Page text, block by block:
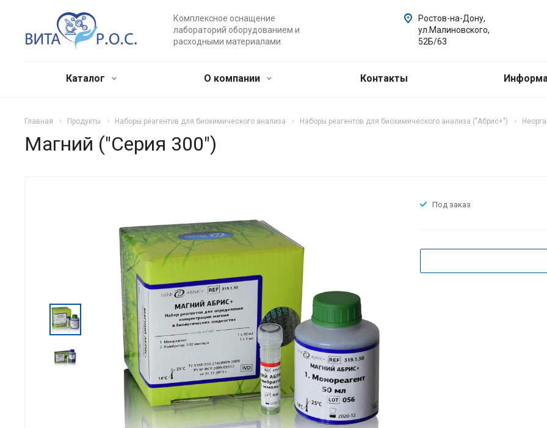
Комплексное оснащение
лабораторий оборудованием и
расходными материалами
Ростов-на-Дону,
ул.Малиновского,
52Б/63
Каталог О компании Контакты
Главная Продукты Наборы реагентов для биохимического анализа Наборы реагентов для биохимического анализа ("Абрис+")
Магний ("Серия 300")
Под заказ